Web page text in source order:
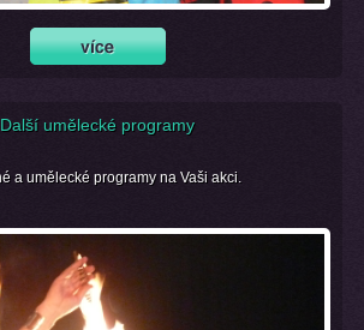
Další umělecké programy
a umělecké programy na Vaši akci.